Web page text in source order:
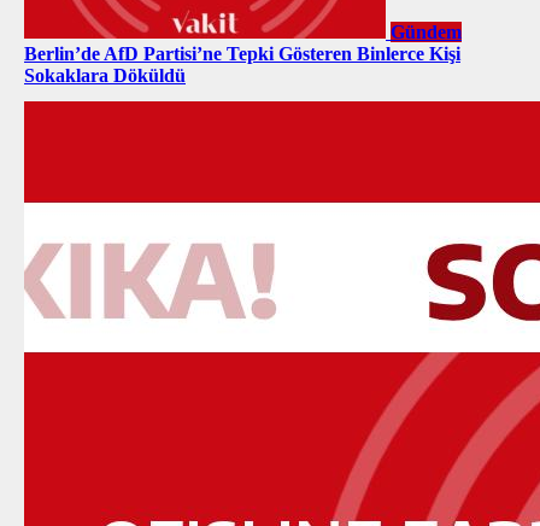
Gündem
Berlin’de AfD Partisi’ne Tepki Gösteren Binlerce Kişi
Sokaklara Döküldü